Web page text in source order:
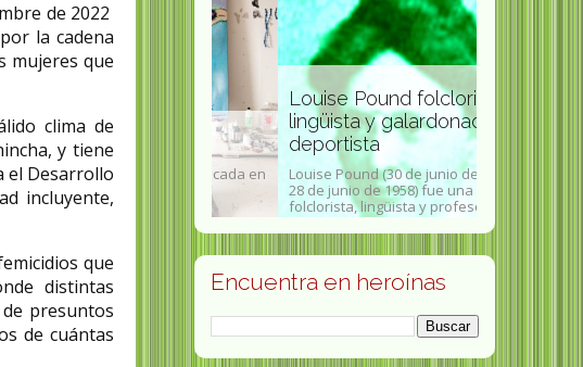
de 2022
la cadena
mujeres que
clima de
y tiene
el Desarrollo
incluyente,
que
distintas
presuntos
de cuántas
Paz artista
es una artista afincada en
que trabaja a nivel
Nacido en la...
Louise Pound folclorista,
lingüista y galardonada
deportista
Louise Pound (30 de junio de 1872 -
28 de junio de 1958) fue una
folclorista, lingüista y profesora...
Encuentra en heroínas